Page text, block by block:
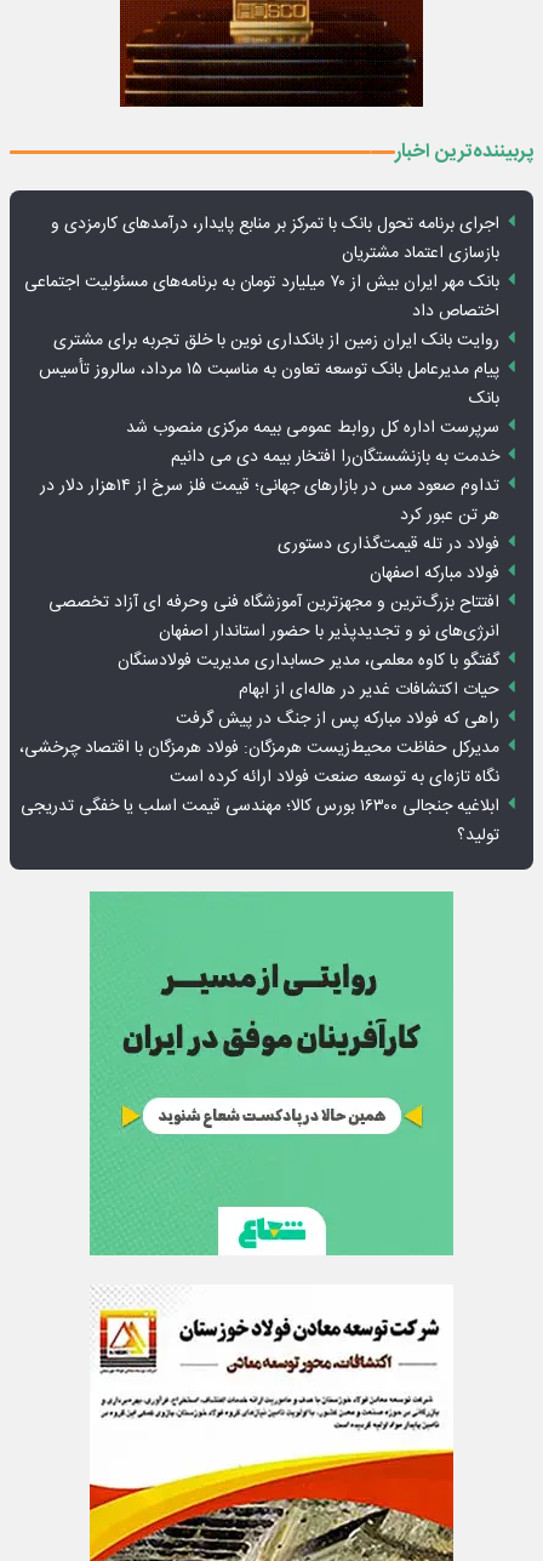
پربیننده‌ترین اخبار
اجرای برنامه تحول بانک با تمرکز بر منابع پایدار، درآمدهای کارمزدی و
بازسازی اعتماد مشتریان
بانک مهر ایران بیش از ۷۰ میلیارد تومان به برنامه‌های مسئولیت اجتماعی
اختصاص داد
روایت بانک ایران زمین از بانکداری نوین با خلق تجربه برای مشتری
پیام مدیرعامل بانک توسعه تعاون به مناسبت ۱۵ مرداد، سالروز تأسیس
بانک
سرپرست اداره کل روابط عمومی بیمه مرکزی منصوب شد
خدمت به بازنشستگان‌را افتخار بیمه دی می دانیم
تداوم صعود مس در بازارهای جهانی؛ قیمت فلز سرخ از ۱۴هزار دلار در
هر تن عبور کرد
فولاد در تله قیمت‌گذاری دستوری
فولاد مبارکه اصفهان
افتتاح بزرگ‌ترین و مجهزترین آموزشگاه فنی وحرفه ای آزاد تخصصی
انرژی‌های نو و تجدیدپذیر با حضور استاندار اصفهان
گفتگو با کاوه معلمی، مدیر حسابداری مدیریت فولادسنگان
حیات اکتشافات غدیر در هاله‌ای از ابهام
راهی که فولاد مبارکه پس از جنگ در پیش گرفت
مدیرکل حفاظت محیط‌زیست هرمزگان: فولاد هرمزگان با اقتصاد چرخشی،
نگاه تازه‌ای به توسعه صنعت فولاد ارائه کرده است
ابلاغیه جنجالی ۱۶۳۰۰ بورس کالا؛ مهندسی قیمت اسلب یا خفگی تدریجی
تولید؟